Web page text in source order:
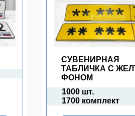
СУВЕНИРНАЯ
ТАБЛИЧКА С
ФОНОМ
1000 шт.
1700 комплект